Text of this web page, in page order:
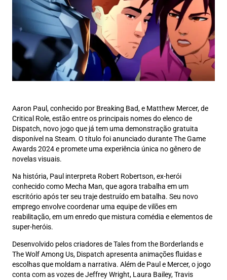
Aaron Paul, conhecido por Breaking Bad, e Matthew Mercer, de
Critical Role, estão entre os principais nomes do elenco de
Dispatch, novo jogo que já tem uma demonstração gratuita
disponível na Steam. O título foi anunciado durante The Game
Awards 2024 e promete uma experiência única no gênero de
novelas visuais.
Na história, Paul interpreta Robert Robertson, ex-herói
conhecido como Mecha Man, que agora trabalha em um
escritório após ter seu traje destruído em batalha. Seu novo
emprego envolve coordenar uma equipe de vilões em
reabilitação, em um enredo que mistura comédia e elementos de
super-heróis.
Desenvolvido pelos criadores de Tales from the Borderlands e
The Wolf Among Us, Dispatch apresenta animações fluidas e
escolhas que moldam a narrativa. Além de Paul e Mercer, o jogo
conta com as vozes de Jeffrey Wright, Laura Bailey, Travis